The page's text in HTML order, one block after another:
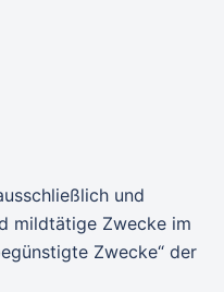
und
mildtätige Zwecke im
Zwecke“ der